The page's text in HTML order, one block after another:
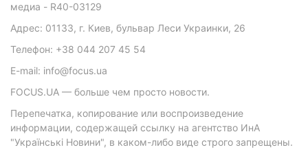
медиа - R40-03129
Адрес: 01133, г. Киев, бульвар Леси Украинки, 26
Телефон: +38 044 207 45 54
E-mail: info@focus.ua
FOCUS.UA — больше чем просто новости.
Перепечатка, копирование или воспроизведение
информации, содержащей ссылку на агентство ИнА
"Українські Новини", в каком-либо виде строго запрещены.